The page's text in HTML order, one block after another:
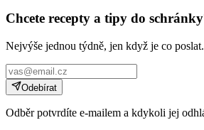
Chcete recepty a tipy do
Nejvýše jednou týdně, jen když je co
Odebírat
Odběr potvrdíte e-mailem a kdykoli jej